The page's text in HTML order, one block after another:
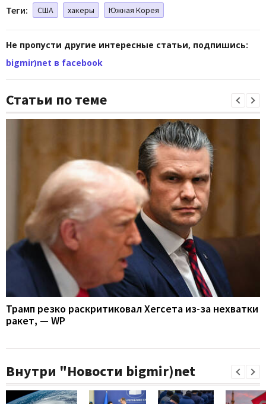
Теги: США хакеры Южная Корея
Не пропусти другие интересные статьи, подпишись:
bigmir)net в facebook
Статьи по теме
Трамп резко раскритиковал Хегсета из-за нехватки
ракет, — WP
Внутри "Новости bigmir)net